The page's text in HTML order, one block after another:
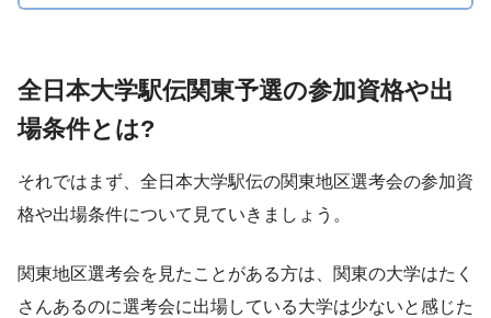
全日本大学駅伝関東予選の参加資格や出
場条件とは?
それではまず、全日本大学駅伝の関東地区選考会の参加資
格や出場条件について見ていきましょう。
関東地区選考会を見たことがある方は、関東の大学はたく
さんあるのに選考会に出場している大学は少ないと感じた